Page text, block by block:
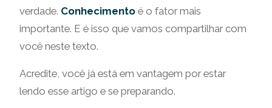
verdade. Conhecimento é o fator mais
importante. E é isso que vamos compartilhar com
você neste texto.
Acredite, você já está em vantagem por estar
lendo esse artigo e se preparando.